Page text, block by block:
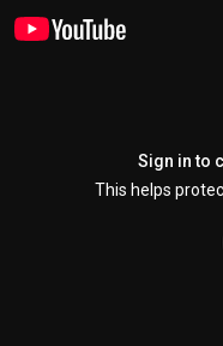
Sign in to
This helps